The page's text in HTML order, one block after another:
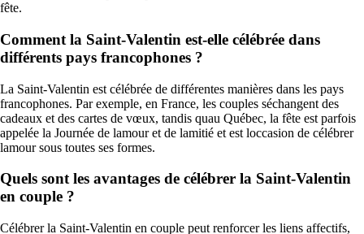
fête.
Comment la Saint-Valentin est-elle célébrée dans
différents pays francophones ?
La Saint-Valentin est célébrée de différentes manières dans les pays
francophones. Par exemple, en France, les couples séchangent des
cadeaux et des cartes de vœux, tandis quau Québec, la fête est parfois
appelée la Journée de lamour et de lamitié et est loccasion de célébrer
lamour sous toutes ses formes.
Quels sont les avantages de célébrer la Saint-Valentin
en couple ?
Célébrer la Saint-Valentin en couple peut renforcer les liens affectifs,